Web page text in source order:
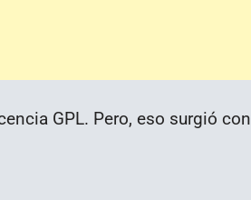
GPL. Pero, eso surgió con